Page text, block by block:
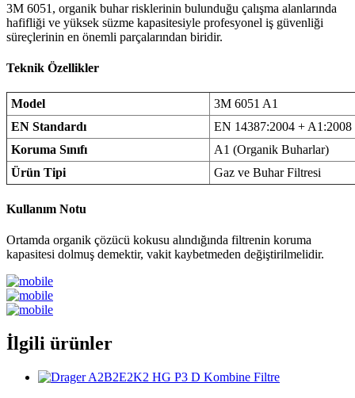
3M 6051, organik buhar risklerinin bulunduğu çalışma alanlarında
hafifliği ve yüksek süzme kapasitesiyle profesyonel iş güvenliği
süreçlerinin en önemli parçalarından biridir.
Teknik Özellikler
Model
3M 6051 A1
EN Standardı
EN 14387:2004 + A1:2008
Koruma Sınıfı
A1 (Organik Buharlar)
Ürün Tipi
Gaz ve Buhar Filtresi
Kullanım Notu
Ortamda organik çözücü kokusu alındığında filtrenin koruma
kapasitesi dolmuş demektir, vakit kaybetmeden değiştirilmelidir.
İlgili ürünler